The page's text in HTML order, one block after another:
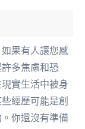
果有人讓您感
許多焦慮和恐
實生活中被身
經歷可能是創
你還沒有準備